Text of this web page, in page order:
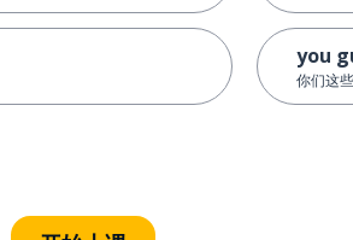
you
你们这